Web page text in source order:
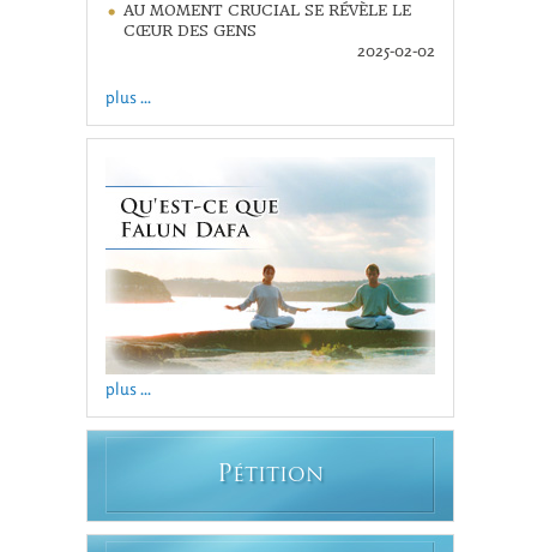
AU MOMENT CRUCIAL SE RÉVÈLE LE
CŒUR DES GENS
2025-02-02
plus ...
plus ...
PÉTITION